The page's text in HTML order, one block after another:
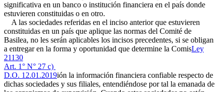
significativa en un banco o institución financiera en el país donde
estuvieren constituidas o en otro.
A las sociedades referidas en el inciso anterior que estuvieren
constituidas en un país que aplique las normas del Comité de
Basilea, no les serán aplicables los incisos precedentes, si se obligan
a entregar en la forma y oportunidad que determine la ComisLey
21130
Art. 1° N° 27 c)
D.O. 12.01.2019ión la información financiera confiable respecto de
dichas sociedades y sus filiales, entendiéndose por tal la emanada de